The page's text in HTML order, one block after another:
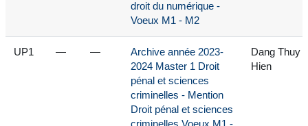
droit du numérique -
Voeux M1 - M2
UP1 — —
Archive année 2023-
2024 Master 1 Droit
pénal et sciences
criminelles - Mention
Droit pénal et sciences
Dang Thuy
Hien